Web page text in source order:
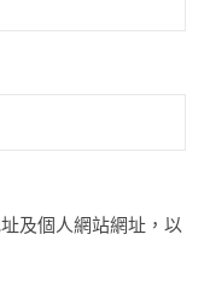
及個人網站網址，以